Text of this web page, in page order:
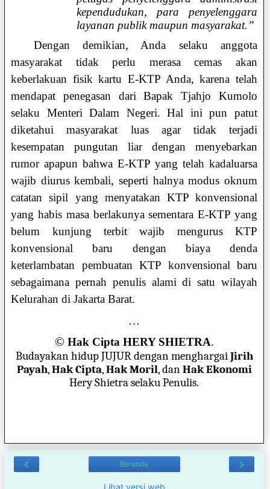
kependudukan, para penyelenggara
layanan publik maupun masyarakat.”
Dengan demikian, Anda selaku anggota
masyarakat tidak perlu merasa cemas akan
keberlakuan fisik kartu E-KTP Anda, karena telah
mendapat penegasan dari Bapak Tjahjo Kumolo
selaku Menteri Dalam Negeri. Hal ini pun patut
diketahui masyarakat luas agar tidak terjadi
kesempatan pungutan liar dengan menyebarkan
rumor apapun bahwa E-KTP yang telah kadaluarsa
wajib diurus kembali, seperti halnya modus oknum
catatan sipil yang menyatakan KTP konvensional
yang habis masa berlakunya sementara E-KTP yang
belum kunjung terbit wajib mengurus KTP
konvensional baru dengan biaya denda
keterlambatan pembuatan KTP konvensional baru
sebagaimana pernah penulis alami di satu wilayah
Kelurahan di Jakarta Barat.
…
© Hak Cipta HERY SHIETRA.
Budayakan hidup JUJUR dengan menghargaiJirih
Payah,Hak Cipta,Hak Moril, danHak Ekonomi
Hery Shietra selaku Penulis.
‹ ›
Beranda
Lihat versi web